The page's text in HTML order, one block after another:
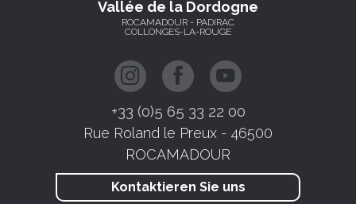
Vallée de la Dordogne
ROCAMADOUR - PADIRAC
COLLONGES-LA-ROUGE
+33 (0)5 65 33 22 00
Rue Roland le Preux - 46500
ROCAMADOUR
Kontaktieren Sie uns